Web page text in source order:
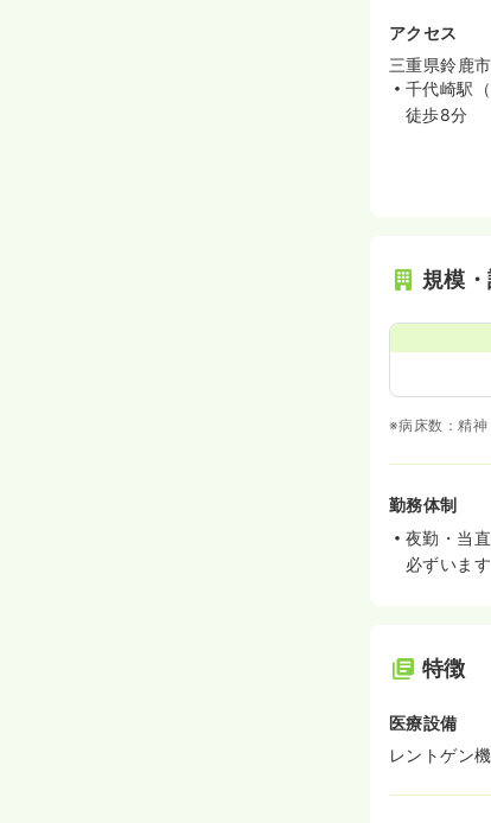
アクセス
三重県鈴鹿
千代崎駅
徒歩8分
規模
※病床数：精
勤務体制
夜勤・当
必ずいます
特徴
医療設備
レントゲン